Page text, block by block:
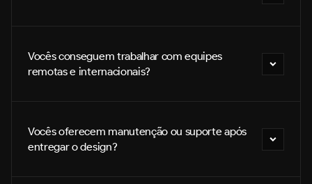
Vocês conseguem trabalhar com equipes
remotas e internacionais?
Vocês oferecem manutenção ou suporte após
entregar o design?